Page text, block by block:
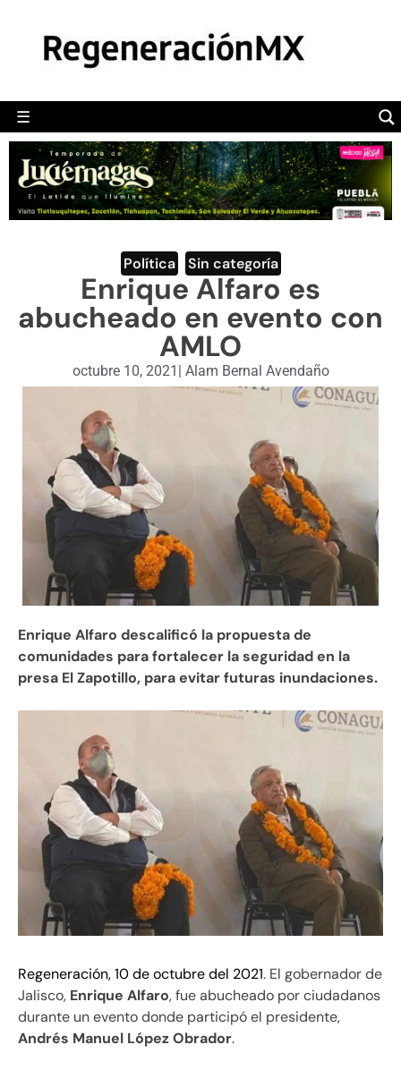
☰
POLÍTICA
CAMALEÓN
OPINIÓN
DEPORTES
ENGLISH SECTION
VIDEOS
Política Sin categoría
Enrique Alfaro es
abucheado en evento con
AMLO
octubre 10, 2021 | Alam Bernal Avendaño
Enrique Alfaro descalificó la propuesta de
comunidades para fortalecer la seguridad en la
presa El Zapotillo, para evitar futuras inundaciones.
Regeneración, 10 de octubre del 2021. El gobernador de
Jalisco, Enrique Alfaro, fue abucheado por ciudadanos
durante un evento donde participó el presidente,
Andrés Manuel López Obrador.